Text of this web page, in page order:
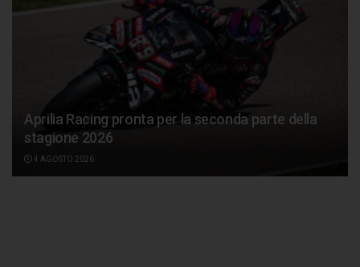
Aprilia Racing pronta per la seconda parte della
stagione 2026
4 AGOSTO 2026